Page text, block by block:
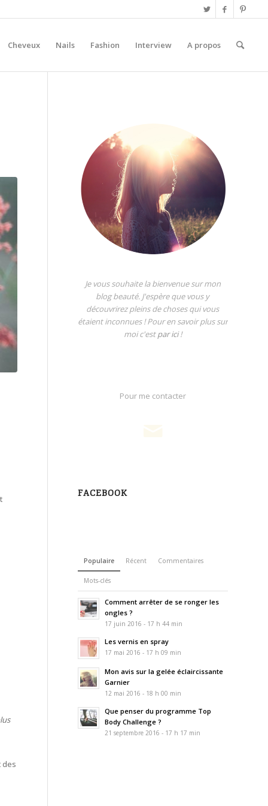
Cheveux Nails Fashion Interview A propos
Je vous souhaite la bienvenue sur mon
blog beauté. J'espère que vous y
découvrirez pleins de choses qui vous
étaient inconnues ! Pour en savoir plus sur
moi c'estpar ici!
Pour me contacter
FACEBOOK
Populaire Récent Commentaires
Mots-clés
Comment arrêter de se ronger les
ongles ?
17 juin 2016 - 17 h 44 min
Les vernis en spray
17 mai 2016 - 17 h 09 min
Mon avis sur la gelée éclaircissante
Garnier
12 mai 2016 - 18 h 00 min
Que penser du programme Top
Body Challenge ?
21 septembre 2016 - 17 h 17 min